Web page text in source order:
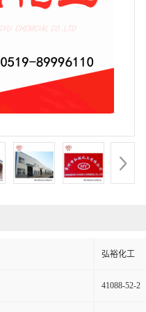
弘裕化工
41088-52-2